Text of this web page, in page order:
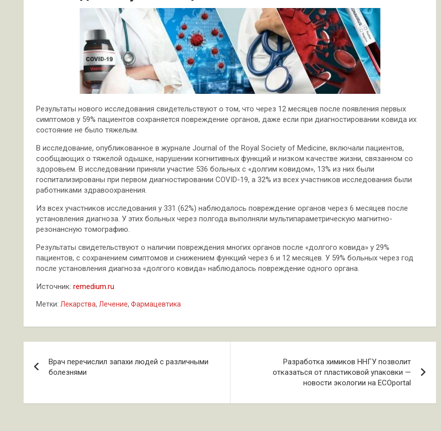
Результаты нового исследования свидетельствуют о том, что через 12 месяцев после появления первых
симптомов у 59% пациентов сохраняется повреждение органов, даже если при диагностировании ковида их
состояние не было тяжелым.
В исследование, опубликованное в журнале Journal of the Royal Society of Medicine, включали пациентов,
сообщающих о тяжелой одышке, нарушении когнитивных функций и низком качестве жизни, связанном со
здоровьем. В исследовании приняли участие 536 больных с «долгим ковидом», 13% из них были
госпитализированы при первом диагностировании COVID-19, а 32% из всех участников исследования были
работниками здравоохранения.
Из всех участников исследования у 331 (62%) наблюдалось повреждение органов через 6 месяцев после
установления диагноза. У этих больных через полгода выполняли мультипараметрическую магнитно-
резонансную томографию.
Результаты свидетельствуют о наличии повреждения многих органов после «долгого ковида» у 29%
пациентов, с сохранением симптомов и снижением функций через 6 и 12 месяцев. У 59% больных через год
после установления диагноза «долгого ковида» наблюдалось повреждение одного органа.
Источник: remedium.ru
Метки: Лекарства, Лечение, Фармацевтика
по
Врач перечислил запахи людей с различными
болезнями
Разработка химиков ННГУ позволит
отказаться от пластиковой упаковки —
новости экологии на ECOportal